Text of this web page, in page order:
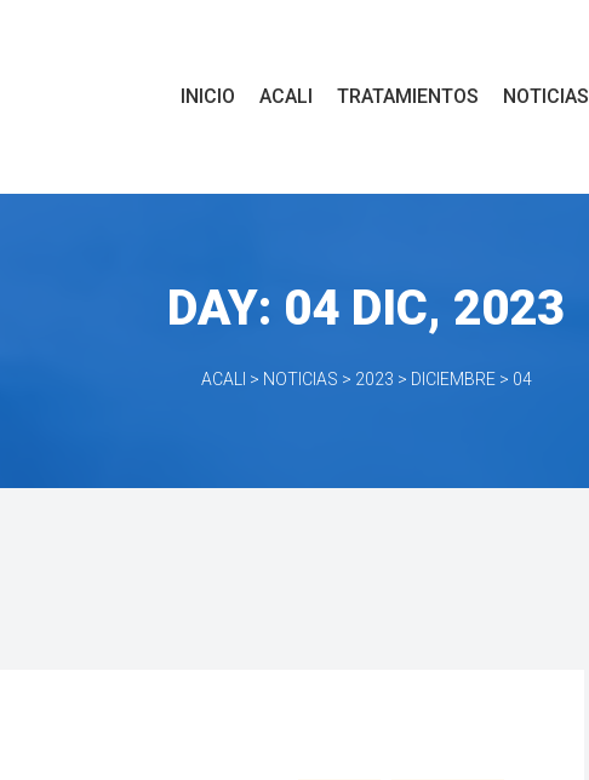
INICIO ACALI TRATAMIENTOS NOTICIAS
DAY: 04 DIC, 2023
ACALI > NOTICIAS > 2023 > DICIEMBRE > 04